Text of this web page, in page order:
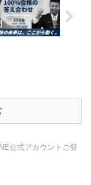
公式アカウントご登